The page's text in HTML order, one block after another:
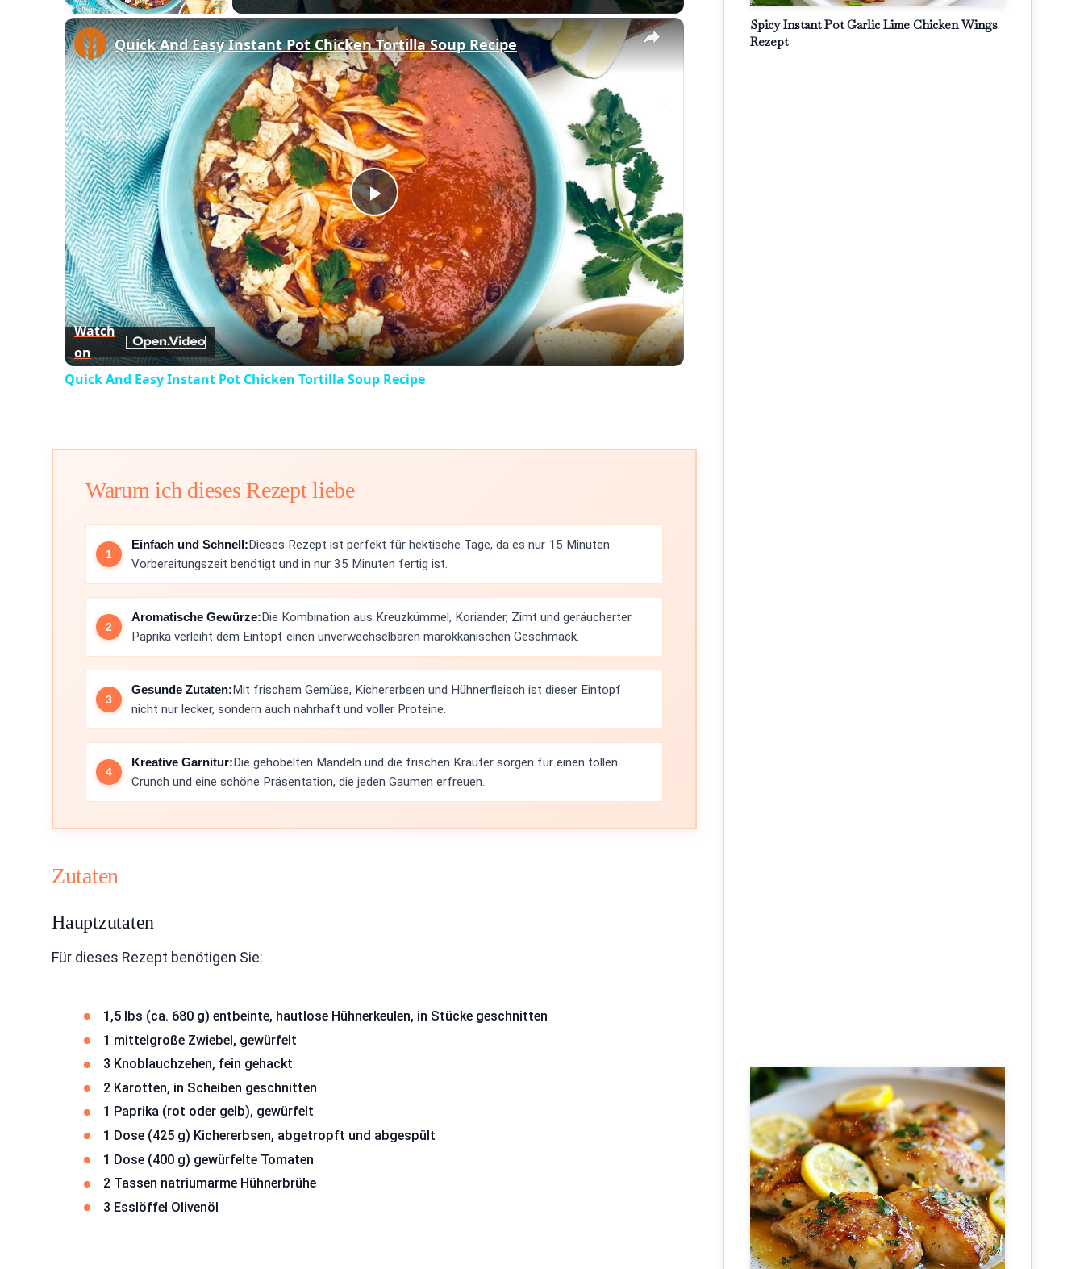
Play Unmute Fullscreen ×
Play
Video
Quick And Easy Instant Pot Chicken Tortilla Soup Recipe
Watch
on
Quick And Easy Instant Pot Chicken Tortilla Soup Recipe
Warum ich dieses Rezept liebe
Einfach und Schnell:Dieses Rezept ist perfekt für hektische Tage, da es nur 15 Minuten
Vorbereitungszeit benötigt und in nur 35 Minuten fertig ist.
Aromatische Gewürze:Die Kombination aus Kreuzkümmel, Koriander, Zimt und geräucherter
Paprika verleiht dem Eintopf einen unverwechselbaren marokkanischen Geschmack.
Gesunde Zutaten:Mit frischem Gemüse, Kichererbsen und Hühnerfleisch ist dieser Eintopf
nicht nur lecker, sondern auch nahrhaft und voller Proteine.
Kreative Garnitur:Die gehobelten Mandeln und die frischen Kräuter sorgen für einen tollen
Crunch und eine schöne Präsentation, die jeden Gaumen erfreuen.
Zutaten
Hauptzutaten
Für dieses Rezept benötigen Sie:
1,5 lbs (ca. 680 g) entbeinte, hautlose Hühnerkeulen, in Stücke geschnitten
1 mittelgroße Zwiebel, gewürfelt
3 Knoblauchzehen, fein gehackt
2 Karotten, in Scheiben geschnitten
1 Paprika (rot oder gelb), gewürfelt
1 Dose (425 g) Kichererbsen, abgetropft und abgespült
1 Dose (400 g) gewürfelte Tomaten
2 Tassen natriumarme Hühnerbrühe
3 Esslöffel Olivenöl
Spicy Instant Pot Garlic Lime Chicken Wings
Rezept